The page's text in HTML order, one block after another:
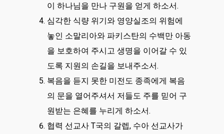
이 하나님을 만나 구원을 얻게 하소서.
심각한 식량 위기와 영양실조의 위험에
놓인 소말리아와 파키스탄의 수백만 아동
을 보호하여 주시고 생명을 이어갈 수 있
도록 지원의 손길을 보내주소서.
복음을 듣지 못한 미전도 종족에게 복음
의 문을 열어주셔서 저들도 주를 믿어 구
원받는 은혜를 누리게 하소서.
협력 선교사 T국의 갈렙, 수아 선교사가